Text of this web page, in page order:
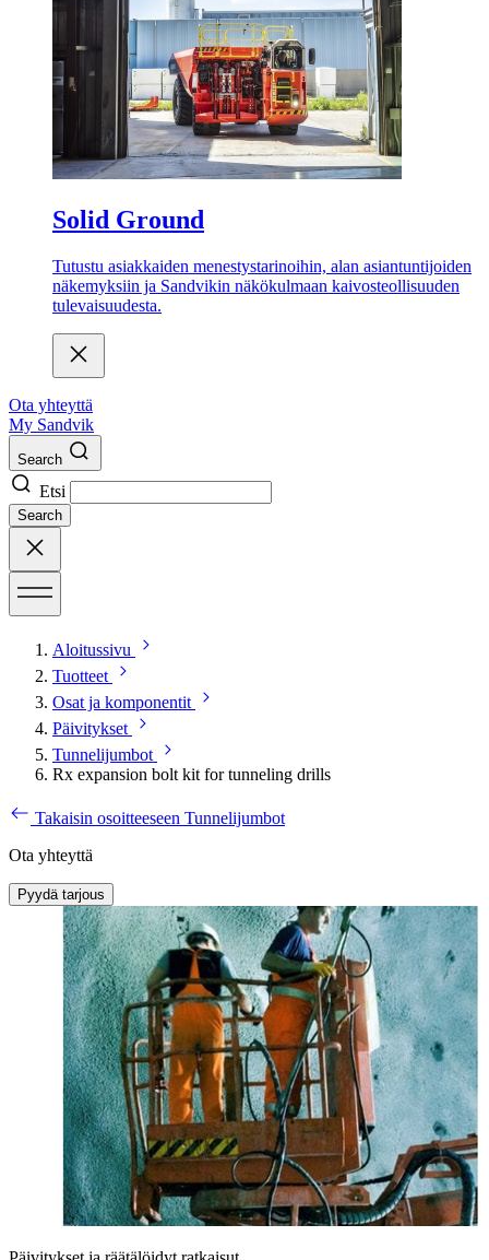
Solid Ground
Tutustu asiakkaiden menestystarinoihin, alan asiantuntijoiden
näkemyksiin ja Sandvikin näkökulmaan kaivosteollisuuden
tulevaisuudesta.
Ota yhteyttä
My Sandvik
Search
Etsi
Search
Aloitussivu
Tuotteet
Osat ja komponentit
Päivitykset
Tunnelijumbot
Rx expansion bolt kit for tunneling drills
Takaisin osoitteeseen Tunnelijumbot
Ota yhteyttä
Pyydä tarjous